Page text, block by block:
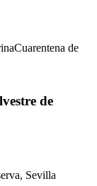
Cuarentena de
de
Sevilla